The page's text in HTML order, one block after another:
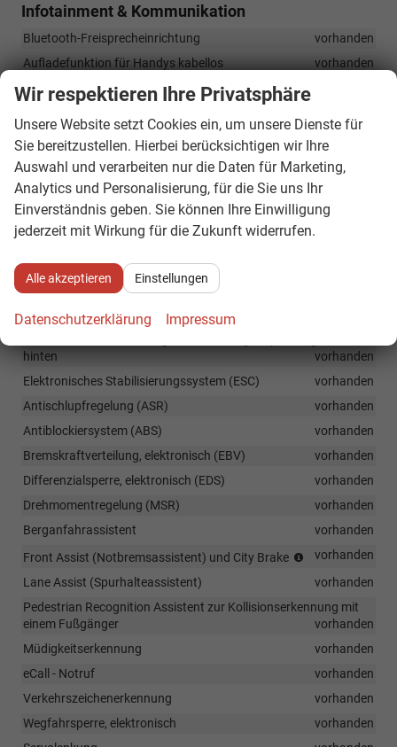
Infotainment & Kommunikation
Bluetooth-Freisprecheinrichtung
vorhanden
Aufladefunktion für Handys kabellos
vorhanden
2x USB Typ C an der Mittelkonsole hinten (Ladefunktion)
DAB+
vorhanden
Vorbereitung für Online Dienst VW Connect
vorhanden
Lautsprecher (vorn und hinten), App-Connect Wireless
(AdroidAuto und Apple CarPlay), Streaming und Internet,
Möglichkeit der zusätzlichen Navigatioinsaktivierung
Sicherheit & Assistenz
Airbagsystem: Fahrer- und Beifahrerairbag, Beifahrerairbg
hinten
vorhanden
Elektronisches Stabilisierungssystem (ESC)
vorhanden
Antischlupfregelung (ASR)
vorhanden
Antiblockiersystem (ABS)
vorhanden
Bremskraftverteilung, elektronisch (EBV)
vorhanden
Differenzialsperre, elektronisch (EDS)
vorhanden
Drehmomentregelung (MSR)
vorhanden
Berganfahrassistent
vorhanden
Front Assist (Notbremsassistent) und City Brake
City
(System
zur
Überwachung
Geschehens
vor
Fahrzeug
und
vorhanden
Lane Assist (Spurhalteassistent)
vorhanden
Pedestrian Recognition Assistent zur Kollisionserkennung mit
einem Fußgänger
vorhanden
Müdigkeitserkennung
vorhanden
eCall - Notruf
vorhanden
Verkehrszeichenerkennung
vorhanden
Wegfahrsperre, elektronisch
vorhanden
Wir respektieren Ihre Privatsphäre
Unsere Website setzt Cookies ein, um unsere Dienste für
Sie bereitzustellen. Hierbei berücksichtigen wir Ihre
Auswahl und verarbeiten nur die Daten für Marketing,
Analytics und Personalisierung, für die Sie uns Ihr
Einverständnis geben. Sie können Ihre Einwilligung
jederzeit mit Wirkung für die Zukunft widerrufen.
Alle akzeptieren Einstellungen
Datenschutzerklärung Impressum